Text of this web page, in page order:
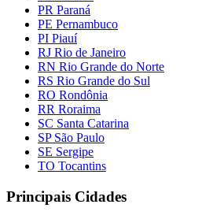
PR Paraná
PE Pernambuco
PI Piauí
RJ Rio de Janeiro
RN Rio Grande do Norte
RS Rio Grande do Sul
RO Rondônia
RR Roraima
SC Santa Catarina
SP São Paulo
SE Sergipe
TO Tocantins
Principais Cidades